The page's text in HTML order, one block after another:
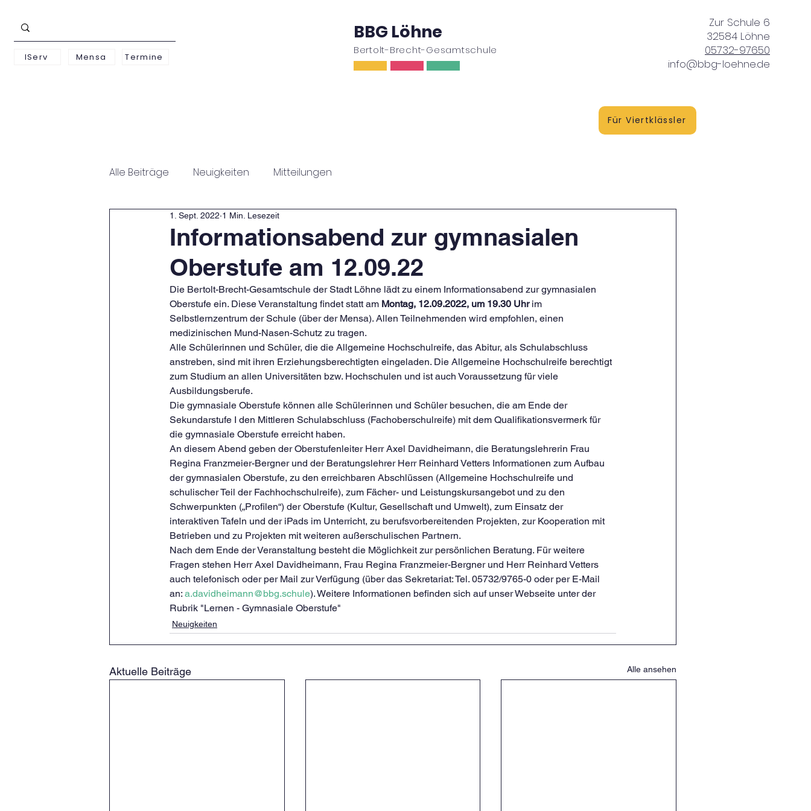
IServ Mensa Termine
BBG Löhne
Bertolt-Brecht-Gesamtschule
Zur Schule 6
32584 Löhne
05732-97650
info@bbg-loehne.de
Für Viertklässler
Alle Beiträge Neuigkeiten Mitteilungen
Informationsabend zur gymnasialen
Oberstufe am 12.09.22
1. Sept. 2022 1 Min. Lesezeit
Die Bertolt-Brecht-Gesamtschule der Stadt Löhne lädt zu einem Informationsabend zur gymnasialen
Oberstufe ein. Diese Veranstaltung findet statt am Montag, 12.09.2022, um 19.30 Uhr im
Selbstlernzentrum der Schule (über der Mensa). Allen Teilnehmenden wird empfohlen, einen
medizinischen Mund-Nasen-Schutz zu tragen.
Alle Schülerinnen und Schüler, die die Allgemeine Hochschulreife, das Abitur, als Schulabschluss
anstreben, sind mit ihren Erziehungsberechtigten eingeladen. Die Allgemeine Hochschulreife berechtigt
zum Studium an allen Universitäten bzw. Hochschulen und ist auch Voraussetzung für viele
Ausbildungsberufe.
Die gymnasiale Oberstufe können alle Schülerinnen und Schüler besuchen, die am Ende der
Sekundarstufe I den Mittleren Schulabschluss (Fachoberschulreife) mit dem Qualifikationsvermerk für
die gymnasiale Oberstufe erreicht haben.
An diesem Abend geben der Oberstufenleiter Herr Axel Davidheimann, die Beratungslehrerin Frau
Regina Franzmeier-Bergner und der Beratungslehrer Herr Reinhard Vetters Informationen zum Aufbau
der gymnasialen Oberstufe, zu den erreichbaren Abschlüssen (Allgemeine Hochschulreife und
schulischer Teil der Fachhochschulreife), zum Fächer- und Leistungskursangebot und zu den
Schwerpunkten („Profilen“) der Oberstufe (Kultur, Gesellschaft und Umwelt), zum Einsatz der
interaktiven Tafeln und der iPads im Unterricht, zu berufsvorbereitenden Projekten, zur Kooperation mit
Betrieben und zu Projekten mit weiteren außerschulischen Partnern.
Nach dem Ende der Veranstaltung besteht die Möglichkeit zur persönlichen Beratung. Für weitere
Fragen stehen Herr Axel Davidheimann, Frau Regina Franzmeier-Bergner und Herr Reinhard Vetters
auch telefonisch oder per Mail zur Verfügung (über das Sekretariat: Tel. 05732/9765-0 oder per E-Mail
an: a.davidheimann@bbg.schule). Weitere Informationen befinden sich auf unser Webseite unter der
Rubrik "Lernen - Gymnasiale Oberstufe"
Neuigkeiten
Aktuelle Beiträge Alle ansehen